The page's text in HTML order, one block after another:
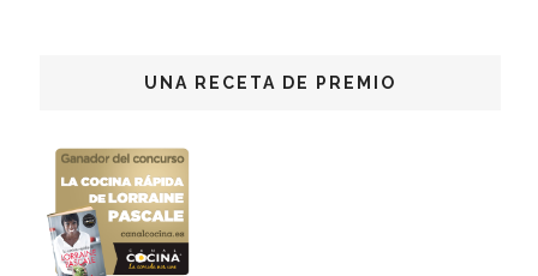
UNA RECETA DE PREMIO